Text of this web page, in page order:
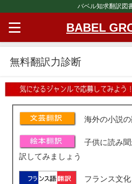
バベル知求翻訳図
BABEL
無料翻訳力診断
海外の小説の
子供に読み聞
訳してみましょう
フランス文化